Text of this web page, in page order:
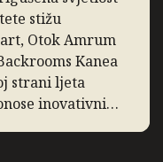
stižu
Otok Amrum
Kanea
strani ljeta
inovativni